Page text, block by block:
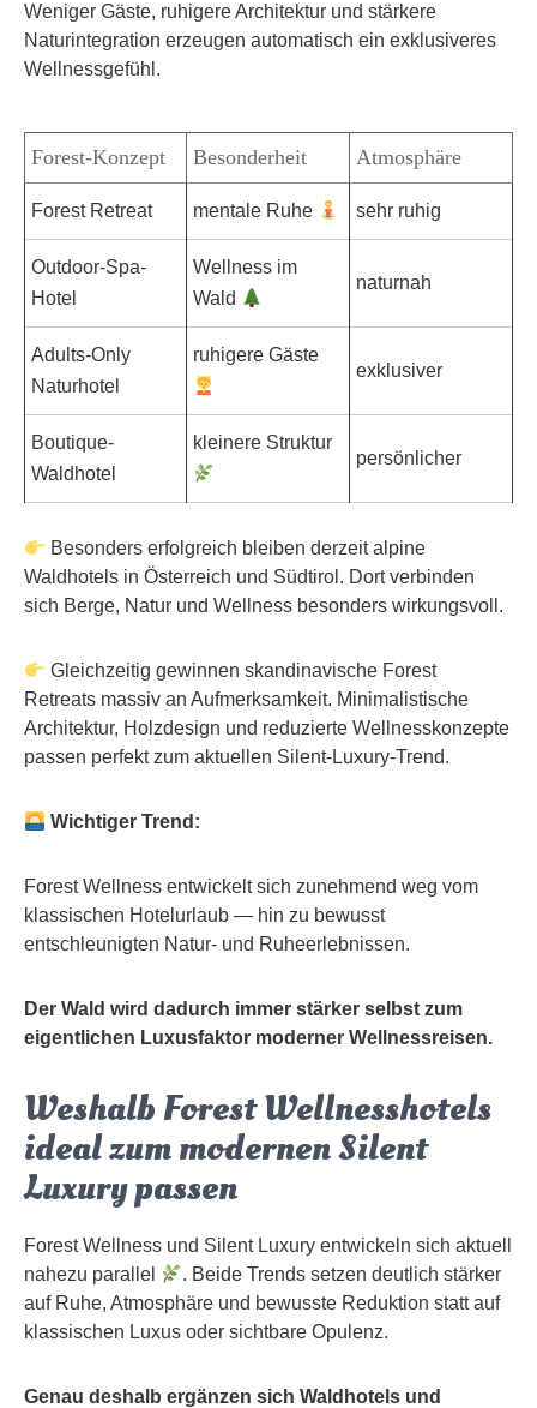
Weniger Gäste, ruhigere Architektur und stärkere
Naturintegration erzeugen automatisch ein exklusiveres
Wellnessgefühl.
Forest-Konzept Besonderheit Atmosphäre
Forest Retreat mentale Ruhe sehr ruhig
Outdoor-Spa-
Hotel
Wellness im
Wald
naturnah
Adults-Only
Naturhotel
ruhigere Gäste
exklusiver
Boutique-
Waldhotel
kleinere Struktur
persönlicher
Besonders erfolgreich bleiben derzeit alpine
Waldhotels in Österreich und Südtirol. Dort verbinden
sich Berge, Natur und Wellness besonders wirkungsvoll.
Gleichzeitig gewinnen skandinavische Forest
Retreats massiv an Aufmerksamkeit. Minimalistische
Architektur, Holzdesign und reduzierte Wellnesskonzepte
passen perfekt zum aktuellen Silent-Luxury-Trend.
Wichtiger Trend:
Forest Wellness entwickelt sich zunehmend weg vom
klassischen Hotelurlaub — hin zu bewusst
entschleunigten Natur- und Ruheerlebnissen.
Der Wald wird dadurch immer stärker selbst zum
eigentlichen Luxusfaktor moderner Wellnessreisen.
Weshalb Forest Wellnesshotels
ideal zum modernen Silent
Luxury passen
Forest Wellness und Silent Luxury entwickeln sich aktuell
nahezu parallel
. Beide Trends setzen deutlich stärker
auf Ruhe, Atmosphäre und bewusste Reduktion statt auf
klassischen Luxus oder sichtbare Opulenz.
Genau deshalb ergänzen sich Waldhotels und